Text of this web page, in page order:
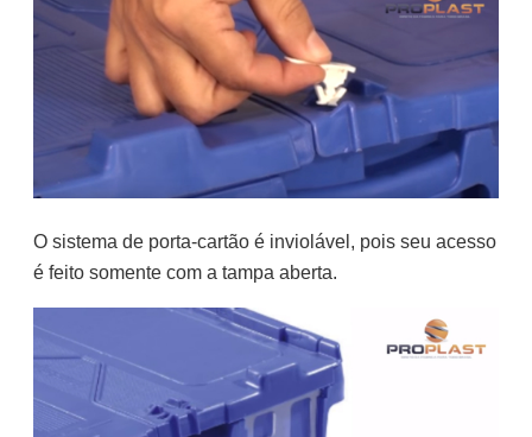
O sistema de porta-cartão é inviolável, pois seu acesso
é feito somente com a tampa aberta.